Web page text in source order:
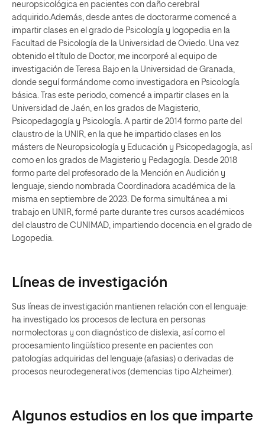
neuropsicológica en pacientes con daño cerebral
adquirido.Además, desde antes de doctorarme comencé a
impartir clases en el grado de Psicología y logopedia en la
Facultad de Psicología de la Universidad de Oviedo. Una vez
obtenido el título de Doctor, me incorporé al equipo de
investigación de Teresa Bajo en la Universidad de Granada,
donde seguí formándome como investigadora en Psicología
básica. Tras este periodo, comencé a impartir clases en la
Universidad de Jaén, en los grados de Magisterio,
Psicopedagogía y Psicología. A partir de 2014 formo parte del
claustro de la UNIR, en la que he impartido clases en los
másters de Neuropsicología y Educación y Psicopedagogía, así
como en los grados de Magisterio y Pedagogía. Desde 2018
formo parte del profesorado de la Mención en Audición y
lenguaje, siendo nombrada Coordinadora académica de la
misma en septiembre de 2023. De forma simultánea a mi
trabajo en UNIR, formé parte durante tres cursos académicos
del claustro de CUNIMAD, impartiendo docencia en el grado de
Logopedia.
Líneas de investigación
Sus líneas de investigación mantienen relación con el lenguaje:
ha investigado los procesos de lectura en personas
normolectoras y con diagnóstico de dislexia, así como el
procesamiento lingüístico presente en pacientes con
patologías adquiridas del lenguaje (afasias) o derivadas de
procesos neurodegenerativos (demencias tipo Alzheimer).
Algunos estudios en los que imparte